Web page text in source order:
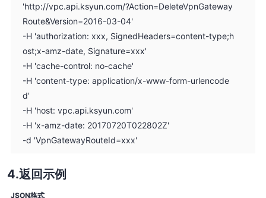
'http://vpc.api.ksyun.com/?Action=DeleteVpnGateway
Route&Version=2016-03-04'
-H 'authorization: xxx, SignedHeaders=content-type;h
ost;x-amz-date, Signature=xxx'
-H 'cache-control: no-cache'
-H 'content-type: application/x-www-form-urlencode
d'
-H 'host: vpc.api.ksyun.com'
-H 'x-amz-date: 20170720T022802Z'
-d 'VpnGatewayRouteId=xxx'
返回示例
JSON格式